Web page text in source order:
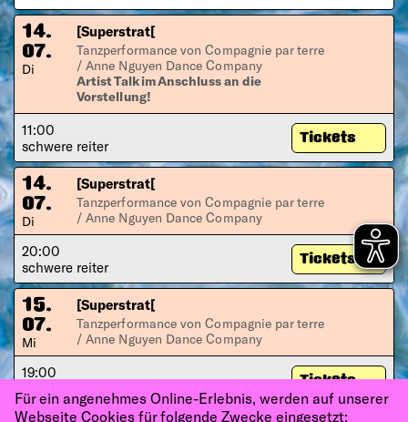
14.
07.
Di
[Superstrat[
Tanzperformance von Compagnie par terre
/ Anne Nguyen Dance Company
Artist Talk im Anschluss an die
Vorstellung!
11:00
schwere reiter
Tickets
14.
07.
Di
[Superstrat[
Tanzperformance von Compagnie par terre
/ Anne Nguyen Dance Company
20:00
schwere reiter
Tickets
15.
07.
Mi
[Superstrat[
Tanzperformance von Compagnie par terre
/ Anne Nguyen Dance Company
19:00
Tickets
Für ein angenehmes Online-Erlebnis, werden auf unserer
Webseite Cookies für folgende Zwecke eingesetzt: